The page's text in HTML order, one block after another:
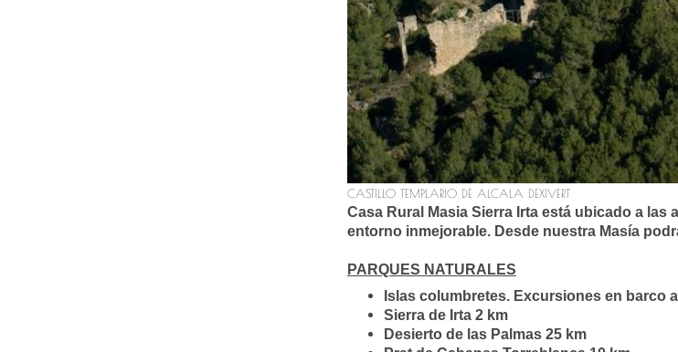
CASTILLO TEMPLARIO DE ALCALA DEXIVERT
Casa Rural Masia Sierra Irta está ubicado a las
entorno inmejorable. Desde nuestra Masía
PARQUES NATURALES
Islas columbretes. Excursiones en barco
Sierra de Irta 2 km
Desierto de las Palmas 25 km